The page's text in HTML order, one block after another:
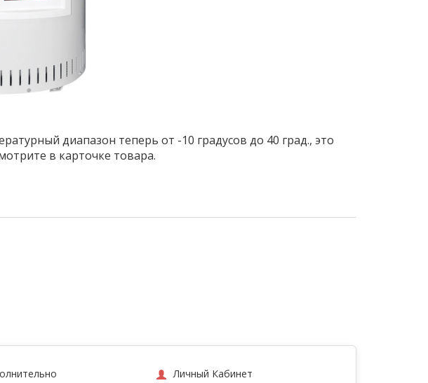
диапазон теперь от -10 градусов до 40 град., это
в карточке товара.
Личный Кабинет